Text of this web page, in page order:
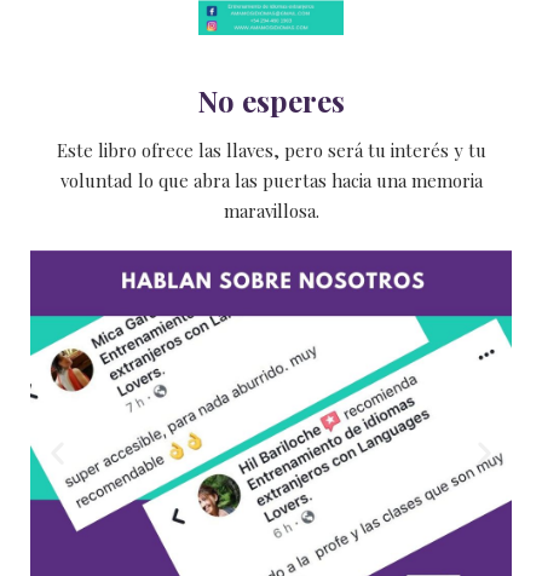
No esperes
Este libro ofrece las llaves, pero será tu interés y tu
voluntad lo que abra las puertas hacia una memoria
maravillosa.